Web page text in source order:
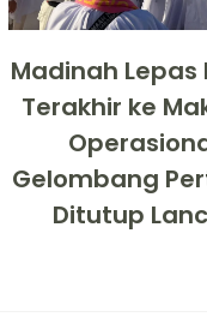
Madinah Lepas
Terakhir ke
Gelombang
Ditutup